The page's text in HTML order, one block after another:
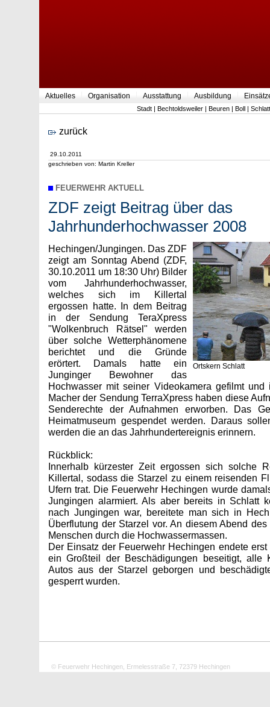
Aktuelles Organisation Ausstattung Ausbildung
Stadt | Bechtoldsweiler | Beuren | Boll | Schlatt
zurück
29.10.2011
geschrieben von: Martin Kreller
FEUERWEHR AKTUELL
ZDF zeigt Beitrag über das
Jahrhunderhochwasser 2008
Ortskern Schlatt
Hechingen/Jungingen. Das ZDF
zeigt am Sonntag Abend (ZDF,
30.10.2011 um 18:30 Uhr) Bilder
vom Jahrhunderhochwasser,
welches sich im Killertal
ergossen hatte. In dem Beitrag
in der Sendung TeraXpress
"Wolkenbruch Rätsel" werden
über solche Wetterphänomene
berichtet und die Gründe
erörtert. Damals hatte ein
Junginger Bewohner das
Hochwasser mit seiner Videokamera gefilmt
Macher der Sendung TerraXpress haben diese
Senderechte der Aufnahmen erworben. Das
Heimatmuseum gespendet werden. Daraus
werden die an das Jahrhundertereignis erinnern.
Rückblick:
Innerhalb kürzester Zeit ergossen sich solche
Killertal, sodass die Starzel zu einem reisenden
Ufern trat. Die Feuerwehr Hechingen wurde
Jungingen alarmiert. Als aber bereits in Schlatt
nach Jungingen war, bereitete man sich in
Überflutung der Starzel vor. An diesem Abend
Menschen durch die Hochwassermassen.
Der Einsatz der Feuerwehr Hechingen endete erst
ein Großteil der Beschädigungen beseitigt, alle
Autos aus der Starzel geborgen und
gesperrt wurden.
© Feuerwehr Hechingen, Ermelesstraße 7, 72379 Hechingen